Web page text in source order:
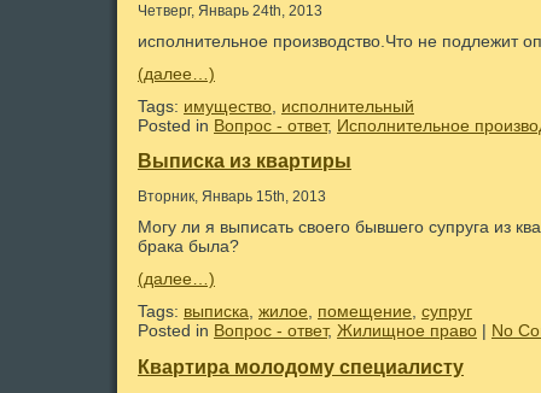
Четверг, Январь 24th, 2013
исполнительное производство.Что не подлежит
(далее…)
Tags: имущество исполнительный
Posted in Вопрос - ответ, Исполнительное
Выписка из квартиры
Вторник, Январь 15th, 2013
Могу ли я выписать своего бывшего супруга из
брака была?
(далее…)
Tags: выписка, жилое, помещение, супруг
Posted in Вопрос - ответ, Жилищное право | No
Квартира молодому специалисту